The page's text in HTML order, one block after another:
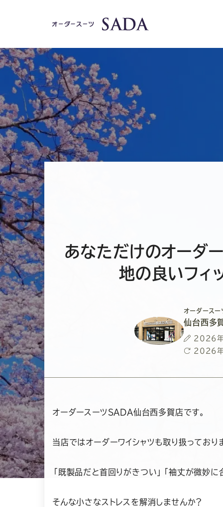
あなただけのオーダ
地の良いフィ
オーダース
仙台西多
投
稿
2026
最
更
2026
オーダースーツSADA仙台西多賀店です。
当店ではオーダーワイシャツも取り扱っており
「既製品だと首回りがきつい」「袖丈が微妙に
そんな小さなストレスを解消しませんか？